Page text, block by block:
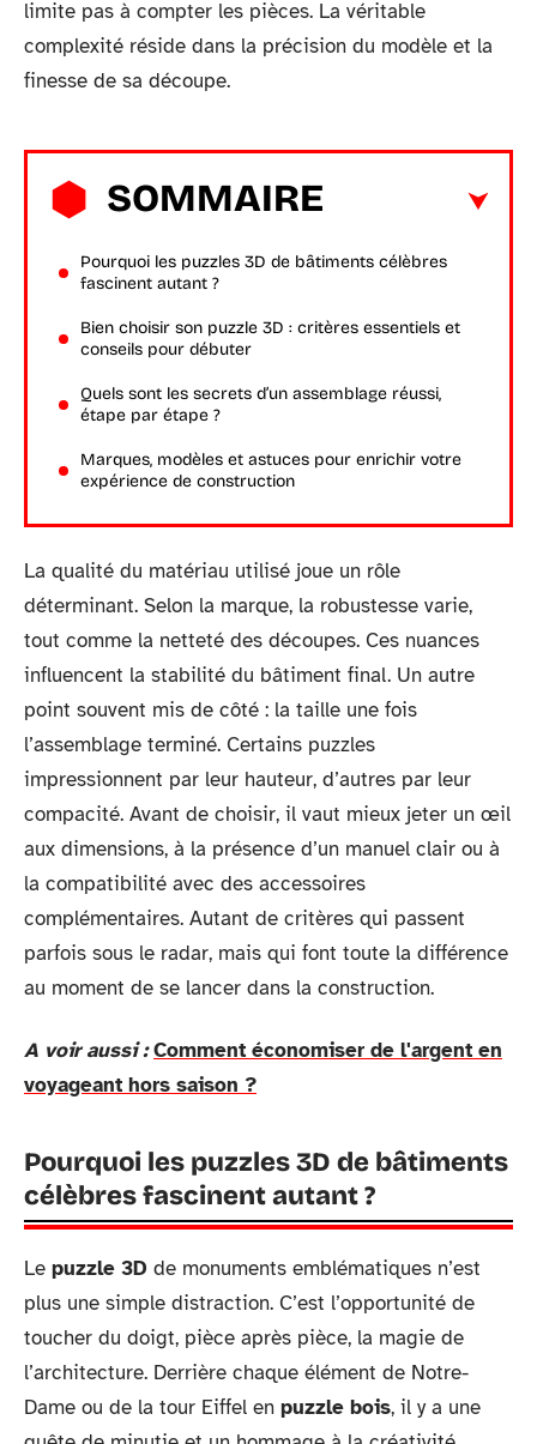
limite pas à compter les pièces. La véritable
complexité réside dans la précision du modèle et la
finesse de sa découpe.
SOMMAIRE
Pourquoi les puzzles 3D de bâtiments célèbres
fascinent autant ?
Bien choisir son puzzle 3D : critères essentiels et
conseils pour débuter
Quels sont les secrets d’un assemblage réussi,
étape par étape ?
Marques, modèles et astuces pour enrichir votre
expérience de construction
La qualité du matériau utilisé joue un rôle
déterminant. Selon la marque, la robustesse varie,
tout comme la netteté des découpes. Ces nuances
influencent la stabilité du bâtiment final. Un autre
point souvent mis de côté : la taille une fois
l’assemblage terminé. Certains puzzles
impressionnent par leur hauteur, d’autres par leur
compacité. Avant de choisir, il vaut mieux jeter un œil
aux dimensions, à la présence d’un manuel clair ou à
la compatibilité avec des accessoires
complémentaires. Autant de critères qui passent
parfois sous le radar, mais qui font toute la différence
au moment de se lancer dans la construction.
A voir aussi : Comment économiser de l'argent en
voyageant hors saison ?
Pourquoi les puzzles 3D de bâtiments
célèbres fascinent autant ?
Le puzzle 3D de monuments emblématiques n’est
plus une simple distraction. C’est l’opportunité de
toucher du doigt, pièce après pièce, la magie de
l’architecture. Derrière chaque élément de Notre-
Dame ou de la tour Eiffel en puzzle bois, il y a une